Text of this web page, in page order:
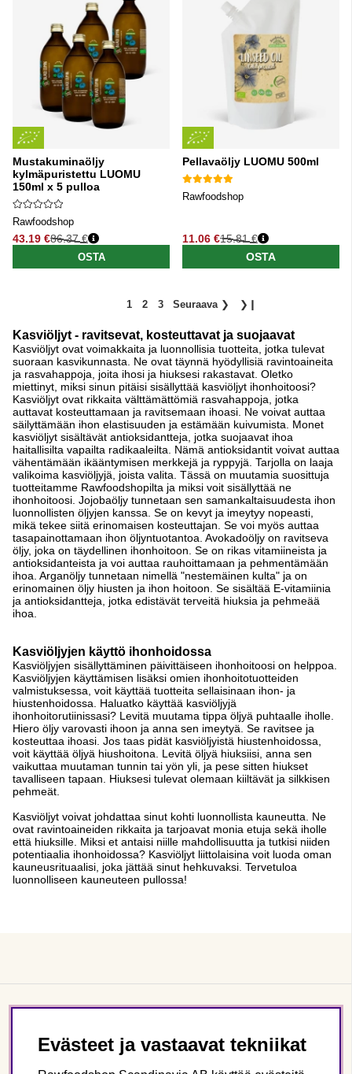
Mustakuminaöljy
kylmäpuristettu LUOMU
150ml x 5 pulloa
Rawfoodshop
43.19 €
Normaali hinta
86.37 €
OSTA
Pellavaöljy LUOMU 500ml
Rawfoodshop
11.06 €
Normaali hinta
15.81 €
OSTA
1 2 3 Seuraava ❯ ❯❙
Kasviöljyt - ravitsevat, kosteuttavat ja suojaavat
Kasviöljyt ovat voimakkaita ja luonnollisia tuotteita, jotka tulevat
suoraan kasvikunnasta. Ne ovat täynnä hyödyllisiä ravintoaineita
ja rasvahappoja, joita ihosi ja hiuksesi rakastavat. Oletko
miettinyt, miksi sinun pitäisi sisällyttää kasviöljyt ihonhoitoosi?
Kasviöljyt ovat rikkaita välttämättömiä rasvahappoja, jotka
auttavat kosteuttamaan ja ravitsemaan ihoasi. Ne voivat auttaa
säilyttämään ihon elastisuuden ja estämään kuivumista. Monet
kasviöljyt sisältävät antioksidantteja, jotka suojaavat ihoa
haitallisilta vapailta radikaaleilta. Nämä antioksidantit voivat auttaa
vähentämään ikääntymisen merkkejä ja ryppyjä. Tarjolla on laaja
valikoima kasviöljyjä, joista valita. Tässä on muutamia suosittuja
tuotteitamme Rawfoodshopilta ja miksi voit sisällyttää ne
ihonhoitoosi. Jojobaöljy tunnetaan sen samankaltaisuudesta ihon
luonnollisten öljyjen kanssa. Se on kevyt ja imeytyy nopeasti,
mikä tekee siitä erinomaisen kosteuttajan. Se voi myös auttaa
tasapainottamaan ihon öljyntuotantoa. Avokadoöljy on ravitseva
öljy, joka on täydellinen ihonhoitoon. Se on rikas vitamiineista ja
antioksidanteista ja voi auttaa rauhoittamaan ja pehmentämään
ihoa. Arganöljy tunnetaan nimellä "nestemäinen kulta" ja on
erinomainen öljy hiusten ja ihon hoitoon. Se sisältää E-vitamiinia
ja antioksidantteja, jotka edistävät terveitä hiuksia ja pehmeää
ihoa.
Kasviöljyjen käyttö ihonhoidossa
Kasviöljyjen sisällyttäminen päivittäiseen ihonhoitoosi on helppoa.
Kasviöljyjen käyttämisen lisäksi omien ihonhoitotuotteiden
valmistuksessa, voit käyttää tuotteita sellaisinaan ihon- ja
hiustenhoidossa. Haluatko käyttää kasviöljyjä
ihonhoitorutiinissasi? Levitä muutama tippa öljyä puhtaalle iholle.
Hiero öljy varovasti ihoon ja anna sen imeytyä. Se ravitsee ja
kosteuttaa ihoasi. Jos taas pidät kasviöljyistä hiustenhoidossa,
voit käyttää öljyä hiushoitona. Levitä öljyä hiuksiisi, anna sen
vaikuttaa muutaman tunnin tai yön yli, ja pese sitten hiukset
tavalliseen tapaan. Hiuksesi tulevat olemaan kiiltävät ja silkkisen
pehmeät.
Kasviöljyt voivat johdattaa sinut kohti luonnollista kauneutta. Ne
ovat ravintoaineiden rikkaita ja tarjoavat monia etuja sekä iholle
että hiuksille. Miksi et antaisi niille mahdollisuutta ja tutkisi niiden
potentiaalia ihonhoidossa? Kasviöljyt liittolaisina voit luoda oman
kauneusrituaalisi, joka jättää sinut hehkuvaksi. Tervetuloa
luonnolliseen kauneuteen pullossa!
Evästeet ja vastaavat tekniikat